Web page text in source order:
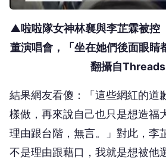
▲啦啦隊女神林襄與李芷霖被控
董演唱會，「坐在她們後面眼睛
翻攝自Threads
結果網友看傻：「這些網紅的道
樣做，再來說自己也只是想造福
理由跟台階，無言。」對此，李
不是理由跟藉口，我就是想被他